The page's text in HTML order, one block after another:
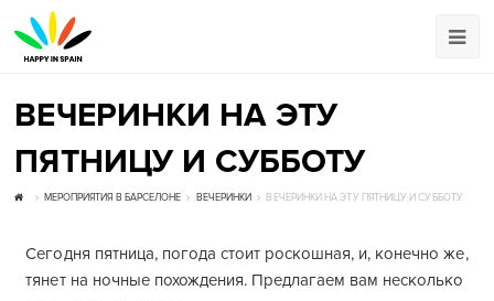
ВЕЧЕРИНКИ НА ЭТУ
ПЯТНИЦУ И СУББОТУ
МЕРОПРИЯТИЯ В БАРСЕЛОНЕ ВЕЧЕРИНКИ ВЕЧЕРИНКИ НА ЭТУ ПЯТНИЦУ И СУББОТУ
Сегодня пятница, погода стоит роскошная, и, конечно же,
тянет на ночные похождения. Предлагаем вам несколько